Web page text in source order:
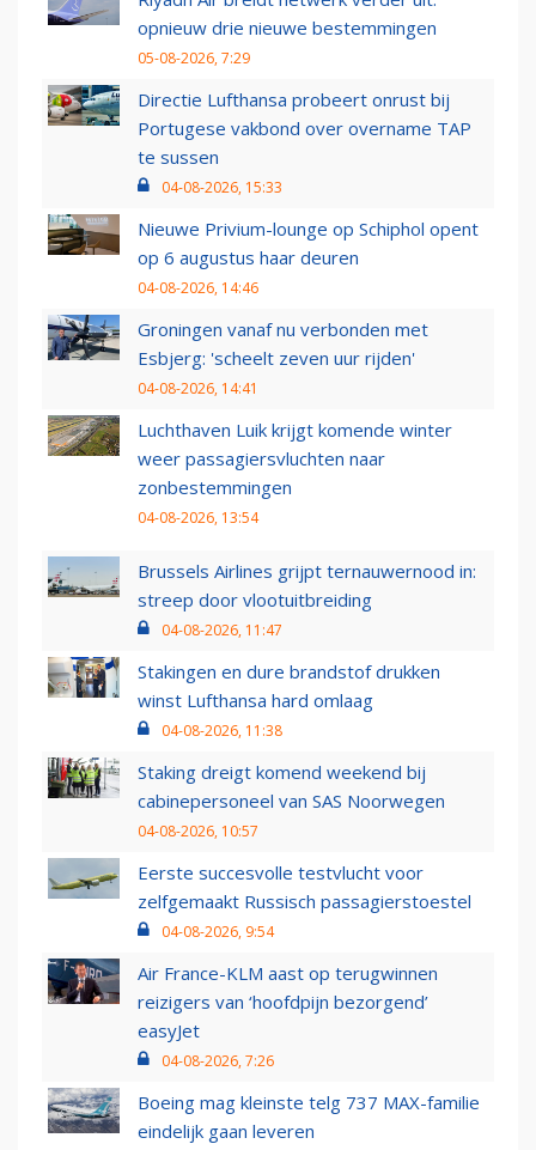
opnieuw drie nieuwe bestemmingen
05-08-2026, 7:29
Directie Lufthansa probeert onrust bij
Portugese vakbond over overname TAP
te sussen
04-08-2026, 15:33
Nieuwe Privium-lounge op Schiphol opent
op 6 augustus haar deuren
04-08-2026, 14:46
Groningen vanaf nu verbonden met
Esbjerg: 'scheelt zeven uur rijden'
04-08-2026, 14:41
Luchthaven Luik krijgt komende winter
weer passagiersvluchten naar
zonbestemmingen
04-08-2026, 13:54
Brussels Airlines grijpt ternauwernood in:
streep door vlootuitbreiding
04-08-2026, 11:47
Stakingen en dure brandstof drukken
winst Lufthansa hard omlaag
04-08-2026, 11:38
Staking dreigt komend weekend bij
cabinepersoneel van SAS Noorwegen
04-08-2026, 10:57
Eerste succesvolle testvlucht voor
zelfgemaakt Russisch passagierstoestel
04-08-2026, 9:54
Air France-KLM aast op terugwinnen
reizigers van ‘hoofdpijn bezorgend’
easyJet
04-08-2026, 7:26
Boeing mag kleinste telg 737 MAX-familie
eindelijk gaan leveren